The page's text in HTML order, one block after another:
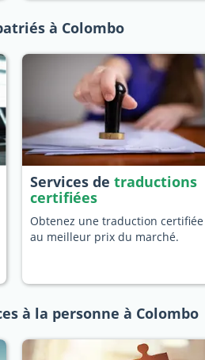
à Colombo
Services de traductions
certifiées
Obtenez une traduction certifiée
au meilleur prix du marché.
à la personne à Colombo